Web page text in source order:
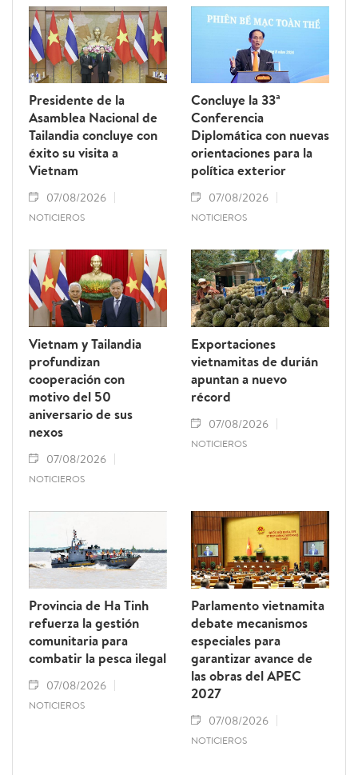
Presidente de la
Asamblea Nacional de
Tailandia concluye con
éxito su visita a
Vietnam
07/08/2026
NOTICIEROS
Concluye la 33ª
Conferencia
Diplomática con nuevas
orientaciones para la
política exterior
07/08/2026
NOTICIEROS
Vietnam y Tailandia
profundizan
cooperación con
motivo del 50
aniversario de sus
nexos
07/08/2026
NOTICIEROS
Exportaciones
vietnamitas de durián
apuntan a nuevo
récord
07/08/2026
NOTICIEROS
Provincia de Ha Tinh
refuerza la gestión
comunitaria para
combatir la pesca ilegal
07/08/2026
NOTICIEROS
Parlamento vietnamita
debate mecanismos
especiales para
garantizar avance de
las obras del APEC
2027
07/08/2026
NOTICIEROS